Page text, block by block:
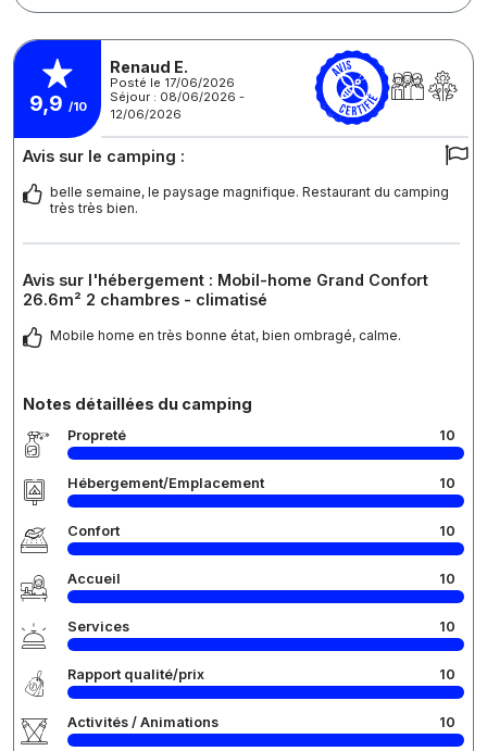
9,9 /10
Renaud E.
Posté le 17/06/2026
Séjour : 08/06/2026 -
12/06/2026
Avis sur le camping :
belle semaine, le paysage magnifique. Restaurant du camping
très très bien.
Avis sur l'hébergement : Mobil-home Grand Confort
26.6m² 2 chambres - climatisé
Mobile home en très bonne état, bien ombragé, calme.
Notes détaillées du camping
Propreté 10
Hébergement/Emplacement 10
Confort 10
Accueil 10
Services 10
Rapport qualité/prix 10
Activités / Animations 10